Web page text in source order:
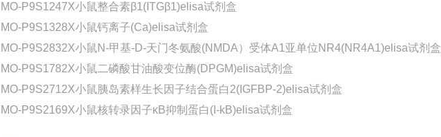
MO-P9S1247X小鼠整合素β1(ITGβ1)elisa试剂盒
MO-P9S1328X小鼠钙离子(Ca)elisa试剂盒
MO-P9S2832X小鼠N-甲基-D-天门冬氨酸(NMDA）受体A1亚单位NR4(NR4A1)elisa试剂盒
MO-P9S1782X小鼠二磷酸甘油酸变位酶(DPGM)elisa试剂盒
MO-P9S2712X小鼠胰岛素样生长因子结合蛋白2(IGFBP-2)elisa试剂盒
MO-P9S2169X小鼠核转录因子κB抑制蛋白(I-kB)elisa试剂盒